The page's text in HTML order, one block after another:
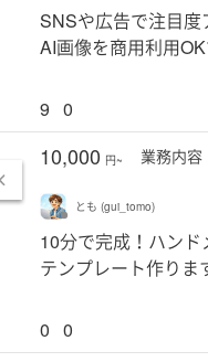
SNSや広告で注目度
AI画像を商用利用
9 0
10,000 円~ 業務内容
とも (gui_tomo)
10分で完成！ハン
テンプレート作りま
0 0